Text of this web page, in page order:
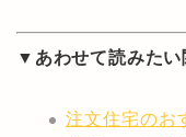
▼あわせて読みたい
注文住宅のお